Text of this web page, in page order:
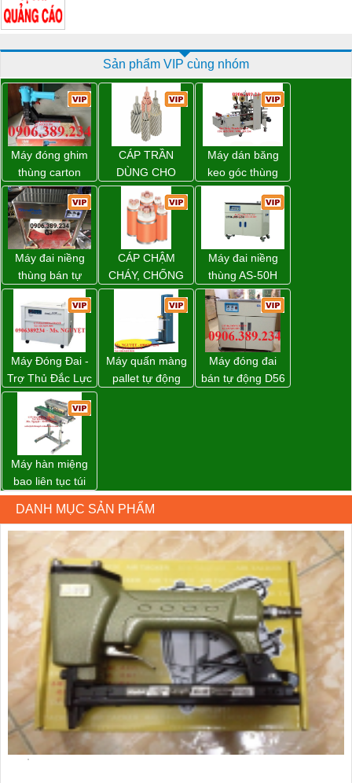
Sản phẩm VIP cùng nhóm
Máy đóng ghim
thùng carton
dùng khí nén giá
tốt
CÁP TRẦN
DÙNG CHO
ĐƯỜNG DÂY
TẢI ĐIỆN TRÊN
KHÔNG
Máy dán băng
keo góc thùng
carton giá tốt
Đồng Nai
Máy đai niềng
thùng bán tự
động D53XS2
của hãng
Strapack Nhật
CÁP CHẬM
CHÁY, CHỐNG
CHÁY
Máy đai niềng
thùng AS-50H
Wellpack
Máy Đóng Đai -
Trợ Thủ Đắc Lực
Cho Mọi Doanh
Nghiệp Trong
Khâu Đóng Gói
Máy quấn màng
pallet tự động
Máy đóng đai
bán tự động D56
Máy hàn miệng
bao liên tục túi
nằm nghiêng.
DANH MỤC SẢN PHẨM